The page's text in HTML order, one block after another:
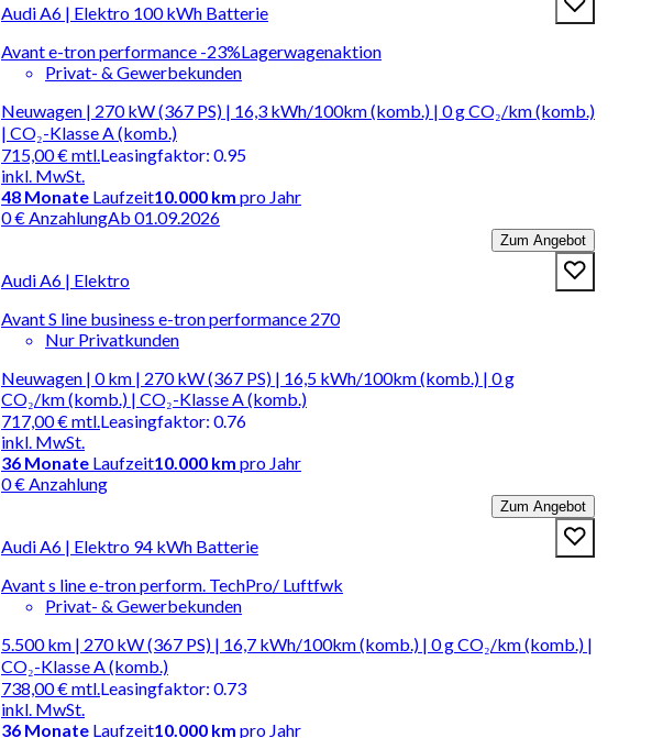
Audi A6 | Elektro 100 kWh Batterie
Avant e-tron performance -23%Lagerwagenaktion
Privat- & Gewerbekunden
Neuwagen | 270 kW (367 PS) | 16,3 kWh/100km (komb.) | 0 g CO₂/km (komb.)
| CO₂-Klasse A (komb.)
715,00 €mtl.
inkl. MwSt.
Leasingfaktor: 0.95
48 Monate Laufzeit10.000 km pro Jahr
0 € AnzahlungAb 01.09.2026
Zum Angebot
Audi A6 | Elektro
Avant S line business e-tron performance 270
Nur Privatkunden
Neuwagen | 0 km | 270 kW (367 PS) | 16,5 kWh/100km (komb.) | 0 g
CO₂/km (komb.) | CO₂-Klasse A (komb.)
717,00 €mtl.
inkl. MwSt.
Leasingfaktor: 0.76
36 Monate Laufzeit10.000 km pro Jahr
0 € Anzahlung
Zum Angebot
Audi A6 | Elektro 94 kWh Batterie
Avant s line e-tron perform. TechPro/ Luftfwk
Privat- & Gewerbekunden
5.500 km | 270 kW (367 PS) | 16,7 kWh/100km (komb.) | 0 g CO₂/km (komb.) |
CO₂-Klasse A (komb.)
738,00 €mtl.
inkl. MwSt.
Leasingfaktor: 0.73
36 Monate Laufzeit10.000 km pro Jahr